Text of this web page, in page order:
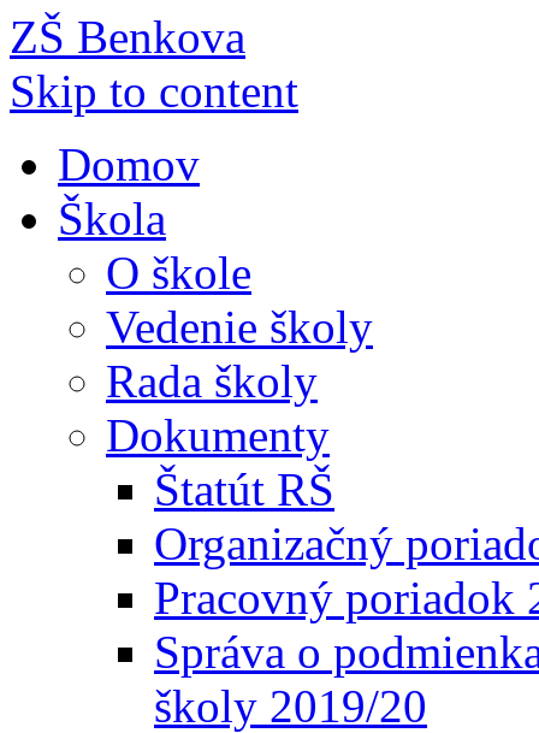
ZŠ Benkova
Skip to content
Domov
Škola
O škole
Vedenie školy
Rada školy
Dokumenty
Štatút RŠ
Organizačný
Pracovný poriadok
Správa o
školy 2019/20